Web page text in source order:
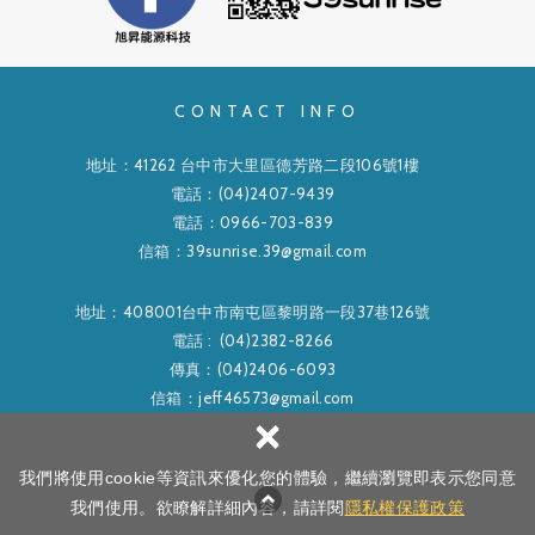
我們將使用cookie等資訊來優化您的體驗，繼續瀏覽即表示您同意
我們使用。欲瞭解詳細內容，請詳閱 隱私權保護政策
×
CONTACT INFO
地址：41262 台中市大里區德芳路二段106號1樓
電話：(04)2407-9439
電話：0966-703-839
信箱：39sunrise.39@gmail.com
地址：408001台中市南屯區黎明路一段37巷126號
電話 : (04)2382-8266
傳真：(04)2406-6093
信箱：jeff46573@gmail.com
Copyright © 旭昇能源科技有限公司All Rights Reserved. 隱私權政策
網頁設計│ 新視野